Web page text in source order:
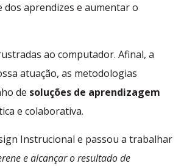
aprendizes e aumentar o
ao computador. Afinal, a
atuação, as metodologias
de soluções de aprendizagem
e colaborativa.
Instrucional e passou a trabalhar
e alcançar o resultado de